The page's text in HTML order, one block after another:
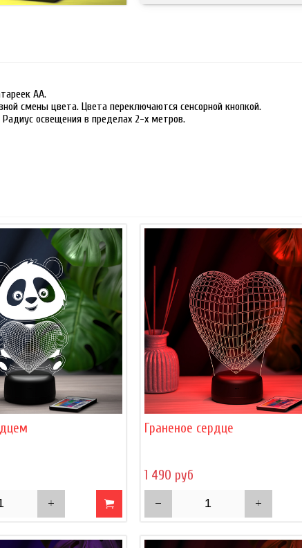
АА.
смены цвета. Цвета переключаются сенсорной кнопкой.
освещения в пределах 2-х метров.
Граненое сердце
1 490 руб